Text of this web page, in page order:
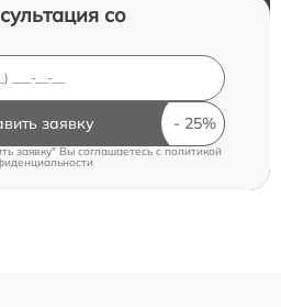
со
заявку
заявку" Вы соглашаетесь cполитикой